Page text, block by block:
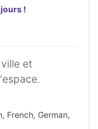
!
et
French, German,